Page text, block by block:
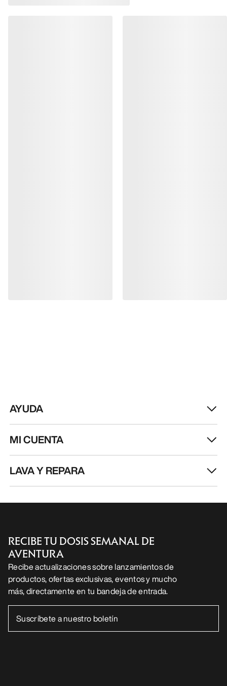
AYUDA
MI CUENTA
LAVA Y REPARA
RECIBE TU DOSIS SEMANAL DE
AVENTURA
Recibe actualizaciones sobre lanzamientos de
productos, ofertas exclusivas, eventos y mucho
más, directamente en tu bandeja de entrada.